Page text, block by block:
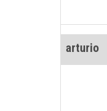
arturio